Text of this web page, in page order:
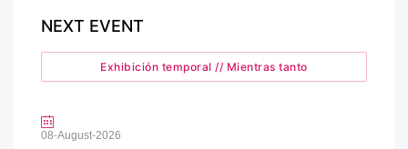
NEXT EVENT
Exhibición temporal // Mientras tanto
08-August-2026